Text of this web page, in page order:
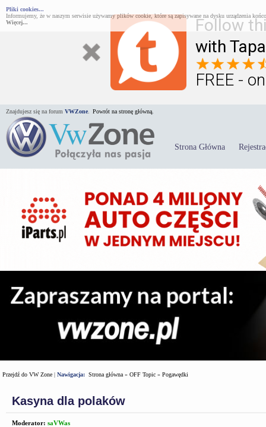
Follow
with
FREE -
Pliki cookies...
Informujemy, że w naszym serwisie używamy plików cookie, które są zapisywane na dysku urządzenia
Więcej...
Znajdujesz się na forum VWZone Powrót na stronę główną.
Strona Główna
Przejdź do VW Zone | Nawigacja: Strona główna » OFF Topic » Pogawędki
Kasyna dla polaków
Moderator: saVWas